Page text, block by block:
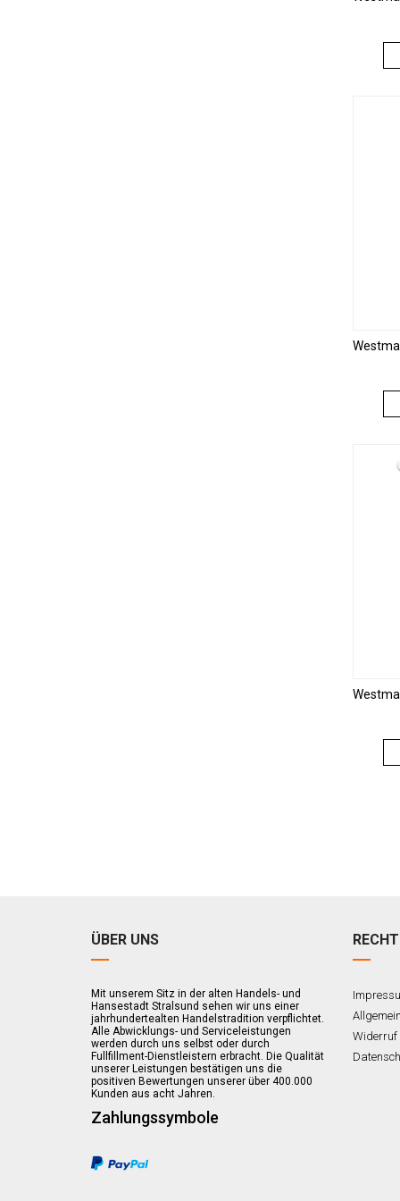
ÜBER UNS
Mit unserem Sitz in der alten Handels- und
Hansestadt Stralsund sehen wir uns einer
jahrhundertealten Handelstradition verpflichtet.
Alle Abwicklungs- und Serviceleistungen
werden durch uns selbst oder durch
Fullfillment-Dienstleistern erbracht. Die Qualität
unserer Leistungen bestätigen uns die
positiven Bewertungen unserer über 400.000
Kunden aus acht Jahren.
Zahlungssymbole
Widerruf